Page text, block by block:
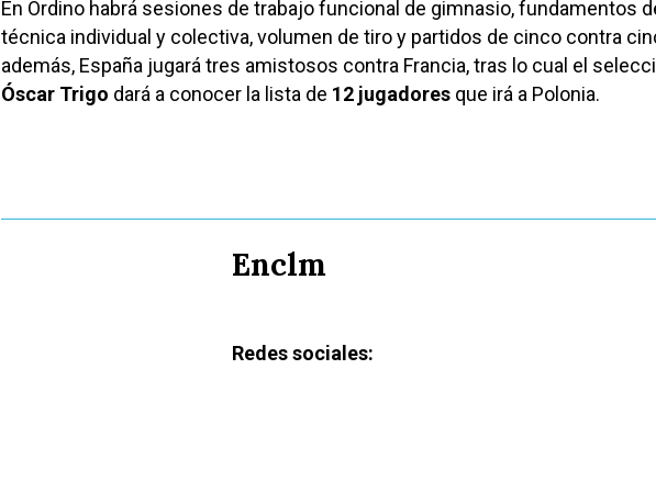
En Ordino habrá sesiones de trabajo funcional de gimnasio, fundamentos
técnica individual y colectiva, volumen de tiro y partidos de cinco contra
además, España jugará tres amistosos contra Francia, tras lo cual el
Óscar Trigo dará a conocer la lista de 12 jugadores que irá a Polonia.
Enclm
Redes sociales: